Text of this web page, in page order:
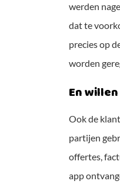
werden
dat te
precies op
worden
En
Ook de
partijen
offertes,
app